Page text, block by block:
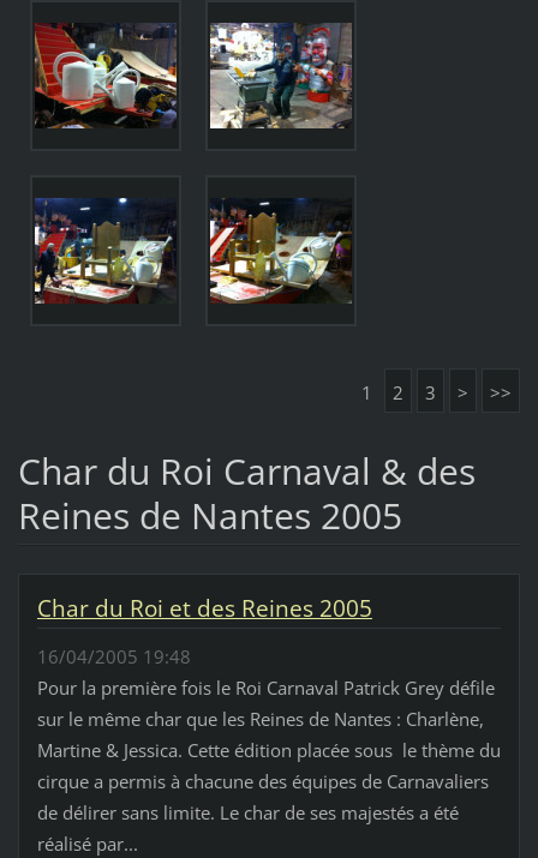
1 2 3 > >>
Char du Roi Carnaval & des
Reines de Nantes 2005
Char du Roi et des Reines 2005
16/04/2005 19:48
Pour la première fois le Roi Carnaval Patrick Grey défile
sur le même char que les Reines de Nantes : Charlène,
Martine & Jessica. Cette édition placée sous le thème du
cirque a permis à chacune des équipes de Carnavaliers
de délirer sans limite. Le char de ses majestés a été
réalisé par...